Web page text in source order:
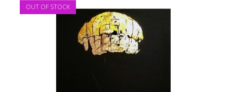
OUT OF STOCK